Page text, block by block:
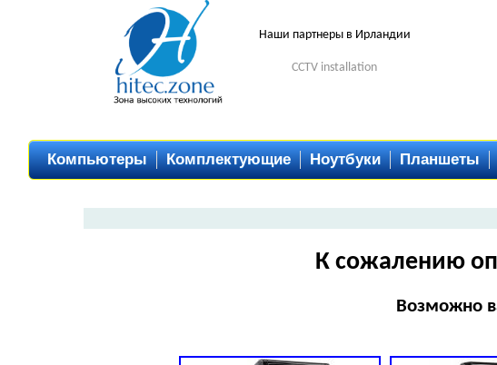
Наши партнеры в Ирландии
CCTV installation
Компьютеры Комплектующие Ноутбуки Планшеты
К сожалению
Возможно